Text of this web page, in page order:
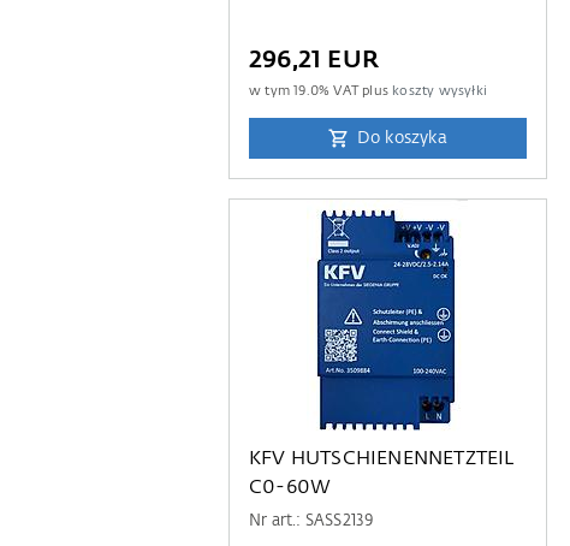
296,21 EUR
w tym19.0% VAT plus koszty wysyłki
Do koszyka
KFV HUTSCHIENENNETZTEIL
C0-60W
Nr art.: SASS2139